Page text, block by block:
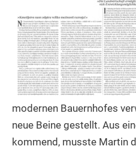
modernen Bauernhofes
neue Beine gestellt. Aus
kommend, musste Martin